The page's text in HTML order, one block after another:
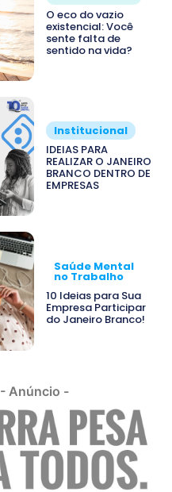
O eco do vazio
existencial: Você
sente falta de
sentido na vida?
Institucional
IDEIAS PARA
REALIZAR O JANEIRO
BRANCO DENTRO DE
EMPRESAS
Saúde Mental
no Trabalho
10 Ideias para Sua
Empresa Participar
do Janeiro Branco!
- Anúncio -